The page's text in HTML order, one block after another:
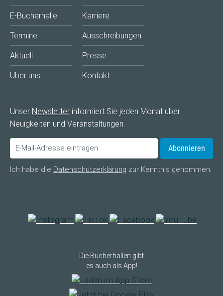
E-Bücherhalle
Termine
Aktuell
Über uns
Karriere
Ausschreibungen
Presse
Kontakt
Unser Newsletter informiert Sie jeden Monat über
Neuigkeiten und Veranstaltungen.
Abonnieren
Ich habe die Datenschutzerklärung zur Kenntnis genommen.
Die Bücherhallen gibt
es auch als App!